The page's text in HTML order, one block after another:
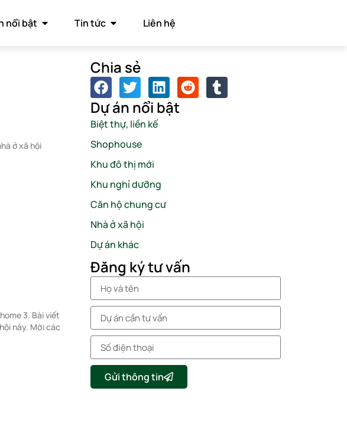
nổi bật Tin tức Liên hệ
ở xã hội
3. Bài viết
này. Mời các
Chia sẻ
Dự án nổi bật
Biệt thự, liền kế
Shophouse
Khu đô thị mới
Khu nghỉ dưỡng
Căn hộ chung cư
Nhà ở xã hội
Dự án khác
Đăng ký tư vấn
Gửi thông tin